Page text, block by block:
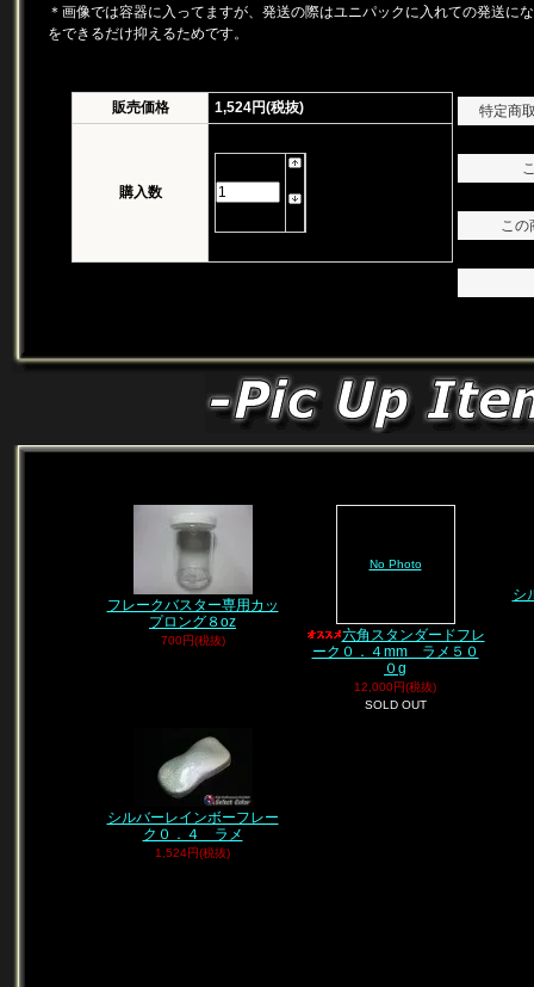
＊画像では容器に入ってますが、発送の際はユニパックに入れての発送に
をできるだけ抑えるためです。
販売価格 1,524円(税抜)
購入数
特定商
この
フレークバスター専用カッ
プロング８oz
700円(税抜)
No Photo
六角スタンダードフレ
ーク０．４mm ラメ５０
０g
12,000円(税抜)
SOLD OUT
シ
シルバーレインボーフレー
ク０．４ ラメ
1,524円(税抜)